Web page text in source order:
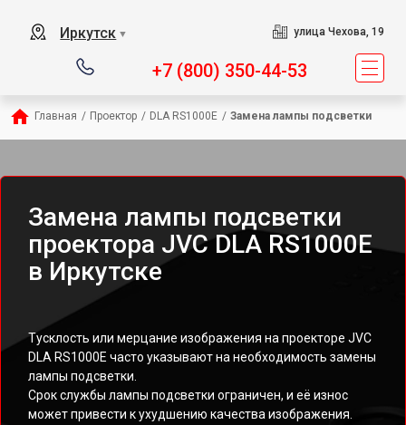
Иркутск ▼ улица Чехова, 19
+7 (800) 350-44-53
Главная / Проектор / DLA RS1000E / Замена лампы подсветки
Замена лампы подсветки
проектора JVC DLA RS1000E
в Иркутске
Тусклость или мерцание изображения на проекторе JVC
DLA RS1000E часто указывают на необходимость замены
лампы подсветки.
Срок службы лампы подсветки ограничен, и её износ
может привести к ухудшению качества изображения.